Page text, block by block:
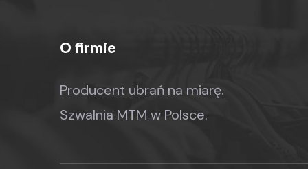
O firmie
Producent ubrań na miarę.
Szwalnia MTM w Polsce.